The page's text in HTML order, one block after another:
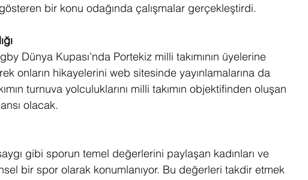
bir konu odağında çalışmalar gerçekleştirdi.
Dünya Kupası’nda Portekiz milli takımının üyelerine
onların hikayelerini web sitesinde yayınlamalarına da
turnuva yolculuklarını milli takımın objektifinden oluşan
olacak.
gibi sporun temel değerlerini paylaşan kadınları ve
bir spor olarak konumlanıyor. Bu değerleri takdir etmek